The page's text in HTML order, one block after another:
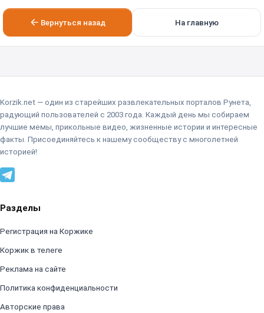
Вернуться назад На главную
Korzik.net — один из старейших развлекательных порталов Рунета,
радующий пользователей с 2003 года. Каждый день мы собираем
лучшие мемы, прикольные видео, жизненные истории и интересные
факты. Присоединяйтесь к нашему сообществу с многолетней
историей!
Разделы
Регистрация на Коржике
Коржик в телеге
Реклама на сайте
Политика конфиденциальности
Авторские права